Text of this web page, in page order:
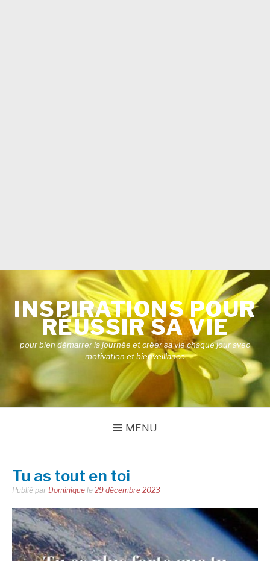
contenuINSPIRATIONS POUR
RÉUSSIR SA VIE
pour bien démarrer la journée et créer sa vie chaque jour avec
motivation et bienveillance
MENU
Tu as tout en toi
Publié par Dominique le 29 décembre 2023